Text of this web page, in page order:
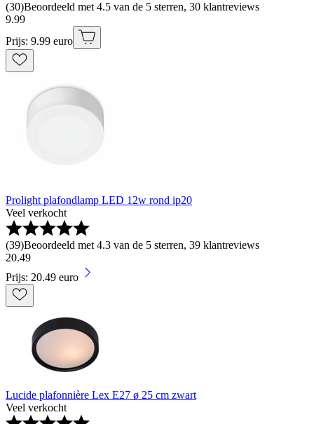
(30)Beoordeeld met 4.5 van de 5 sterren, 30 klantreviews
9.99
Prijs: 9.99 euro
Prolight plafondlamp LED 12w rond ip20
Veel verkocht
(39)Beoordeeld met 4.3 van de 5 sterren, 39 klantreviews
20.49
Prijs: 20.49 euro
Lucide plafonnière Lex E27 ø 25 cm zwart
Veel verkocht